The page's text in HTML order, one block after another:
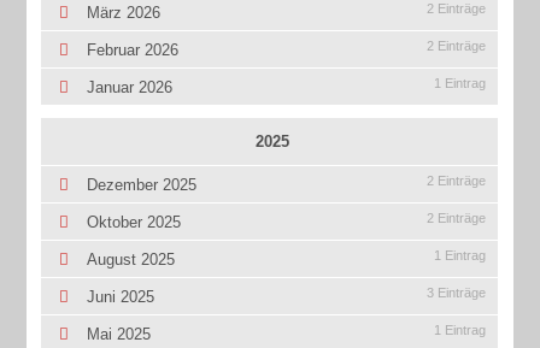
März 2026 2 Einträge
Februar 2026 2 Einträge
Januar 2026 1 Eintrag
2025
Dezember 2025 2 Einträge
Oktober 2025 2 Einträge
August 2025 1 Eintrag
Juni 2025 3 Einträge
Mai 2025 1 Eintrag